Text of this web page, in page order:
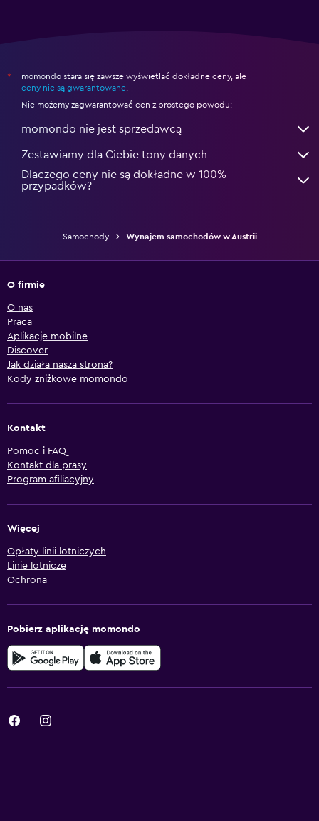
*
momondo stara się zawsze wyświetlać dokładne ceny, ale
ceny nie są gwarantowane.
Nie możemy zagwarantować cen z prostego powodu:
momondo nie jest sprzedawcą
Zestawiamy dla Ciebie tony danych
Dlaczego ceny nie są dokładne w 100%
przypadków?
Samochody Wynajem samochodów w Austrii
O firmie
O nas
Praca
Aplikacje mobilne
Discover
Jak działa nasza strona?
Kody zniżkowe momondo
Kontakt
Pomoc i FAQ
Kontakt dla prasy
Program afiliacyjny
Więcej
Opłaty linii lotniczych
Linie lotnicze
Ochrona
Pobierz aplikację momondo